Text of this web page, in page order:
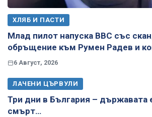
ХЛЯБ И ПАСТИ
Млад пилот напуска ВВС със
обръщение към Румен Радев и
6 Август, 2026
ЛАЧЕНИ ЦЪРВУЛИ
Три дни в България – държавата
смърт…